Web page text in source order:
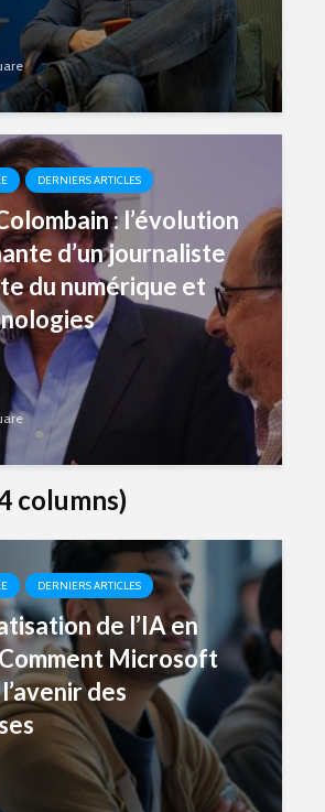
DERNIERS ARTICLES
: l’évolution
d’un journaliste
du numérique et
columns)
DERNIERS ARTICLES
de l’IA en
Microsoft
des